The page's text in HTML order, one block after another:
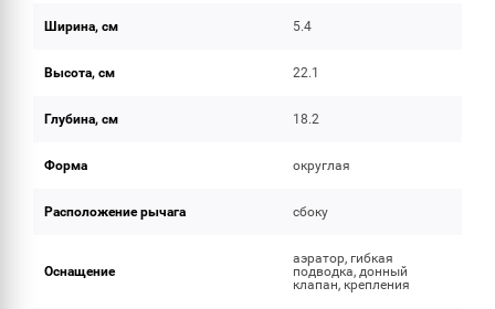
Ширина, см 5.4
Высота, см 22.1
Глубина, см 18.2
Форма округлая
Расположение рычага сбоку
Оснащение
аэратор, гибкая
подводка, донный
клапан, крепления